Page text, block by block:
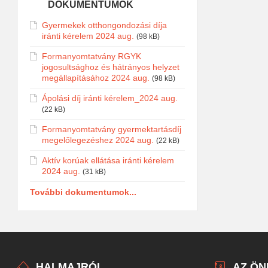
DOKUMENTUMOK
Gyermekek otthongondozási díja
iránti kérelem 2024 aug. (98 kB)
Formanyomtatvány RGYK
jogosultsághoz és hátrányos helyzet
megállapításához 2024 aug. (98 kB)
Ápolási díj iránti kérelem_2024 aug.
(22 kB)
Formanyomtatvány gyermektartásdíj
megelőlegezéshez 2024 aug. (22 kB)
Aktív korúak ellátása iránti kérelem
2024 aug. (31 kB)
További dokumentumok...